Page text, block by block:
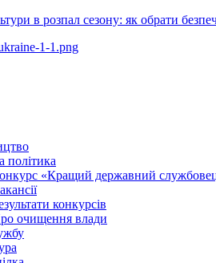
в розпал сезону: як обрати
політика
«Кращий державний
конкурсів
очищення влади